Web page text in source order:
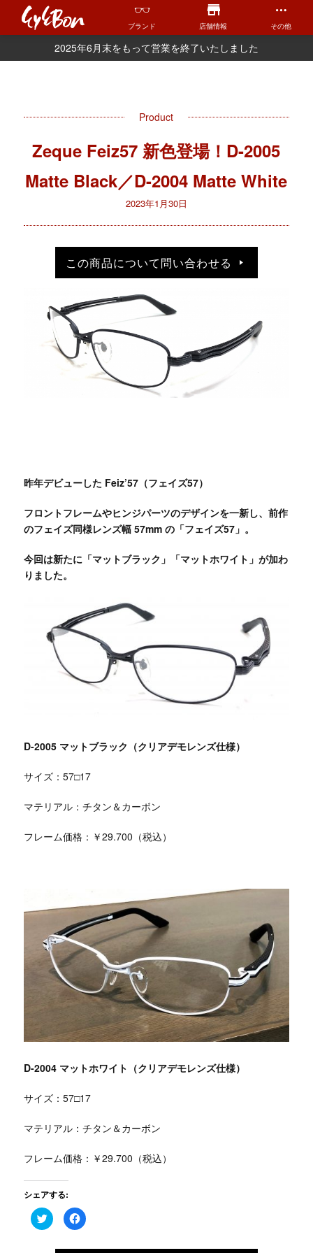
ブランド 店舗情報 その他
2025年6月末をもって営業を終了いたしました
Product
Zeque Feiz57 新色登場！D-2005
Matte Black／D-2004 Matte White
2023年1月30日
この商品について問い合わせる
昨年デビューした Feiz’57（フェイズ57）
フロントフレームやヒンジパーツのデザインを一新し、前作
のフェイズ同様レンズ幅 57mm の「フェイズ57」。
今回は新たに「マットブラック」「マットホワイト」が加わ
りました。
D-2005 マットブラック（クリアデモレンズ仕様）
サイズ：57□17
マテリアル：チタン＆カーボン
フレーム価格：￥29.700（税込）
D-2004 マットホワイト（クリアデモレンズ仕様）
サイズ：57□17
マテリアル：チタン＆カーボン
フレーム価格：￥29.700（税込）
シェアする:
ク
リ
し
Facebook
で
す